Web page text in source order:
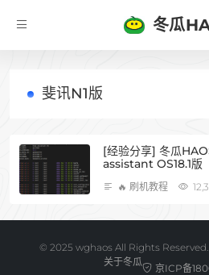
冬瓜
斐讯N1版
[经验分享] 冬瓜
assistant OS18.1版
🔥 刷机教程
©️ 2025 wghaos All Rights
关于冬瓜
京ICP备